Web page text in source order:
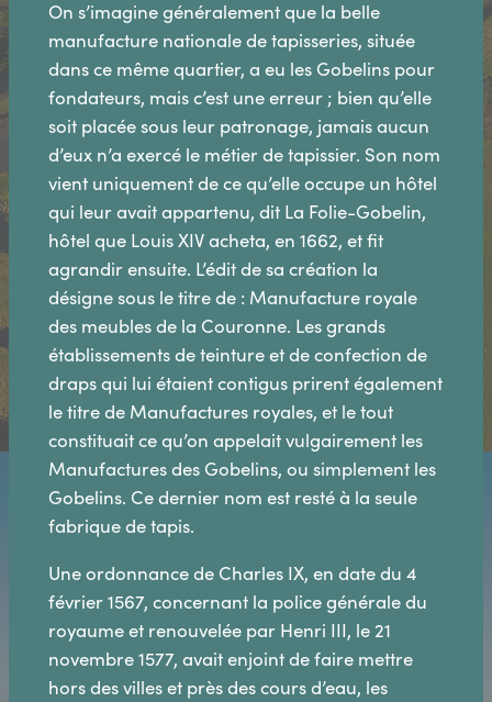
On s’imagine généralement que la belle
manufacture nationale de tapisseries, située
dans ce même quartier, a eu les Gobelins pour
fondateurs, mais c’est une erreur ; bien qu’elle
soit placée sous leur patronage, jamais aucun
d’eux n’a exercé le métier de tapissier. Son nom
vient uniquement de ce qu’elle occupe un hôtel
qui leur avait appartenu, dit La Folie-Gobelin,
hôtel que Louis XIV acheta, en 1662, et fit
agrandir ensuite. L’édit de sa création la
désigne sous le titre de : Manufacture royale
des meubles de la Couronne. Les grands
établissements de teinture et de confection de
draps qui lui étaient contigus prirent également
le titre de Manufactures royales, et le tout
constituait ce qu’on appelait vulgairement les
Manufactures des Gobelins, ou simplement les
Gobelins. Ce dernier nom est resté à la seule
fabrique de tapis.
Une ordonnance de Charles IX, en date du 4
février 1567, concernant la police générale du
royaume et renouvelée par Henri III, le 21
novembre 1577, avait enjoint de faire mettre
hors des villes et près des cours d’eau, les